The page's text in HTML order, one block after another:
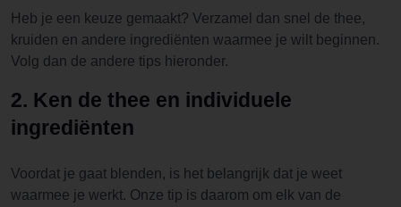
Heb je een keuze gemaakt? Verzamel dan snel de thee,
kruiden en andere ingrediënten waarmee je wilt beginnen.
Volg dan de andere tips hieronder.
2. Ken de thee en individuele
ingrediënten
Voordat je gaat blenden, is het belangrijk dat je weet
waarmee je werkt. Onze tip is daarom om elk van de